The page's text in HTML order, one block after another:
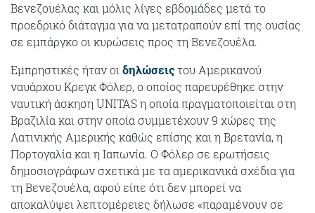
Βενεζουέλας και μόλις λίγες εβδομάδες μετά το
προεδρικό διάταγμα για να μετατραπούν επί της ουσίας
σε εμπάργκο οι κυρώσεις προς τη Βενεζουέλα.
Εμπρηστικές ήταν οιδηλώσειςτου Αμερικανού
ναυάρχου Κρεγκ Φόλερ, ο οποίος παρευρέθηκε στην
ναυτική άσκηση UNITAS η οποία πραγματοποιείται στη
Βραζιλία και στην οποία συμμετέχουν 9 χώρες της
Λατινικής Αμερικής καθώς επίσης και η Βρετανία, η
Πορτογαλία και η Ιαπωνία. Ο Φόλερ σε ερωτήσεις
δημοσιογράφων σχετικά με τα αμερικανικά σχέδια για
τη Βενεζουέλα, αφού είπε ότι δεν μπορεί να
αποκαλύψει λεπτομέρειες δήλωσε «παραμένουν σε